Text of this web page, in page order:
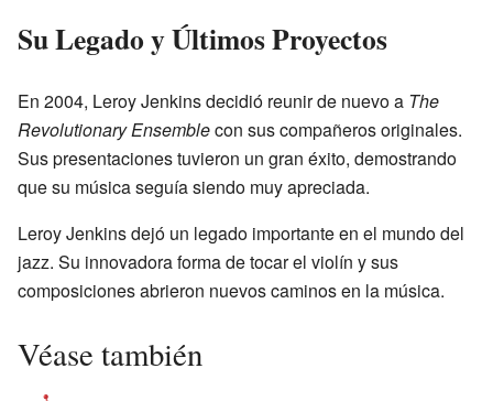
Su Legado y Últimos Proyectos
En 2004, Leroy Jenkins decidió reunir de nuevo a The
Revolutionary Ensemblecon sus compañeros originales.
Sus presentaciones tuvieron un gran éxito, demostrando
que su música seguía siendo muy apreciada.
Leroy Jenkins dejó un legado importante en el mundo del
jazz. Su innovadora forma de tocar el violín y sus
composiciones abrieron nuevos caminos en la música.
Véase también